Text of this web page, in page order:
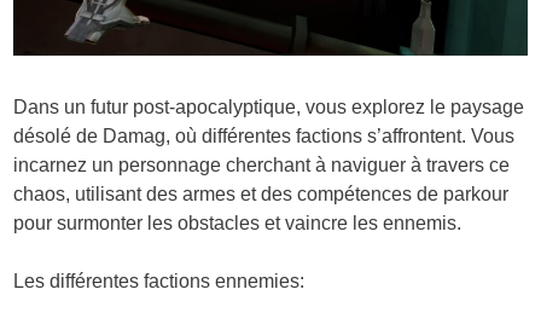
Dans un futur post-apocalyptique, vous explorez le paysage
désolé de Damag, où différentes factions s’affrontent. Vous
incarnez un personnage cherchant à naviguer à travers ce
chaos, utilisant des armes et des compétences de parkour
pour surmonter les obstacles et vaincre les ennemis.
Les différentes factions ennemies: